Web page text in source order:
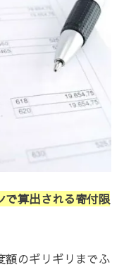
で算出される寄付限
額のギリギリまでふ